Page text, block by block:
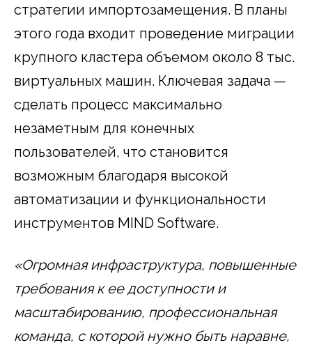
стратегии импортозамещения. В планы
этого года входит проведение миграции
крупного кластера объемом около 8 тыс.
виртуальных машин. Ключевая задача —
сделать процесс максимально
незаметным для конечных
пользователей, что становится
возможным благодаря высокой
автоматизации и функциональности
инструментов MIND Software.
«Огромная инфраструктура, повышенные
требования к ее доступности и
масштабированию, профессиональная
команда, с которой нужно быть наравне,